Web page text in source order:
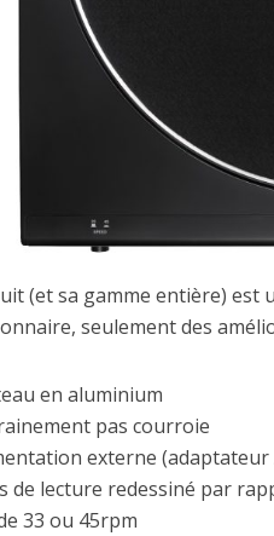
(et sa gamme entière) est
seulement des
en aluminium
pas courroie
externe (adaptateur
de lecture redessiné par
33 ou 45rpm